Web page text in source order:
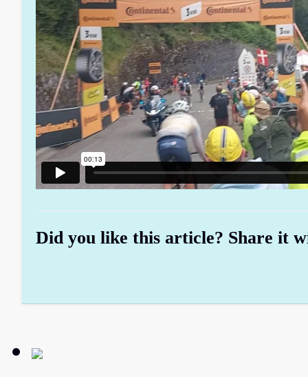
Did you like this article? Share it